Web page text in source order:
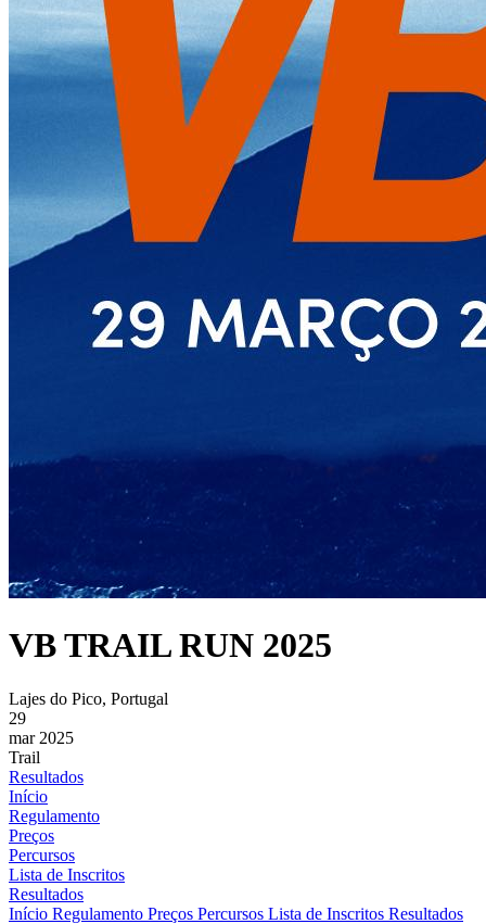
VB TRAIL RUN 2025
Lajes do Pico, Portugal
29
mar 2025
Trail
Resultados
Início
Regulamento
Preços
Percursos
Lista de Inscritos
Resultados
Início Regulamento Preços Percursos Lista de Inscritos Resultados